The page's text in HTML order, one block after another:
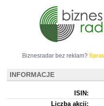
Biznesradar bez reklam?
INFORMACJE
ISIN:
Liczba akcji: